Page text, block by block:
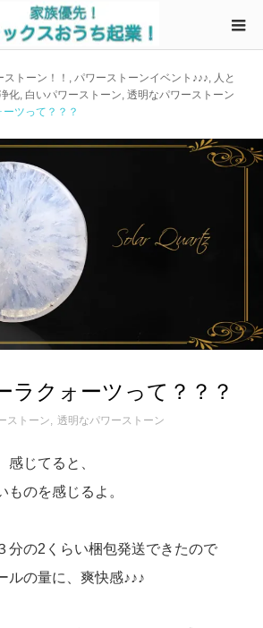
トーン！！ , パワーストーンイベント♪♪♪, 人と
化, 白いパワーストーン, 透明なパワーストーン
ツって？？？
ラクォーツって？？？
ストーン 透明なパワーストーン
感じてると、
ものを感じるよ。
分の2くらい梱包発送できたので
ルの量に、爽快感♪♪♪